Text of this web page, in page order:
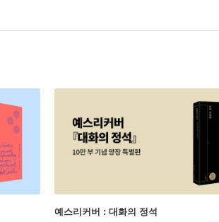
예스리커버 : 대화의 정석